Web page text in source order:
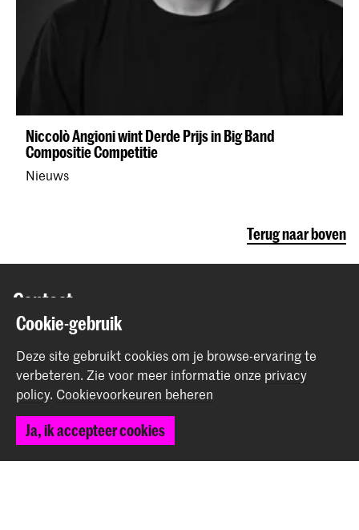
Niccolò Angioni wint Derde Prijs in Big Band
Compositie Competitie
Nieuws
Terug naar boven
Contact
2511 DG Den Haag
+31 70 315 15 15
info@koncon.nl
Volg ons
Cookie-gebruik
Deze site gebruikt cookies om je browse-ervaring te
verbeteren. Zie voor meer informatie onze privacy
policy. Cookievoorkeuren beheren
Ja, ik accepteer cookies